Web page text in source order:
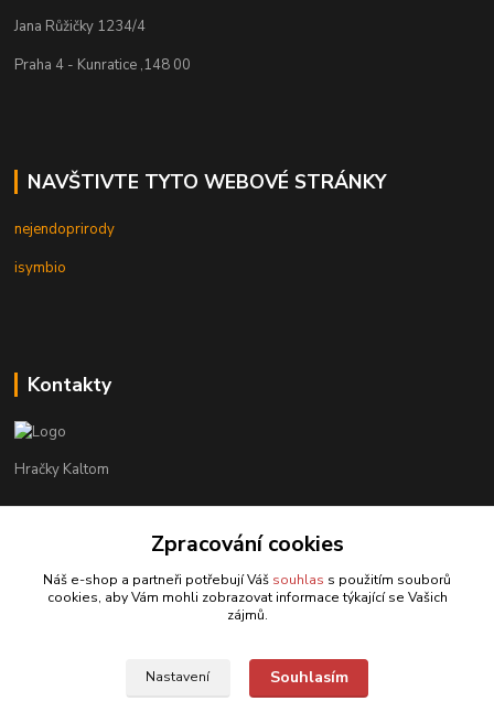
Jana Růžičky 1234/4
Praha 4 - Kunratice ,148 00
NAVŠTIVTE TYTO WEBOVÉ STRÁNKY
nejendoprirody
isymbio
Kontakty
Hračky Kaltom
+420 777 538 008
hrackykaltom@gmail.com
Zpracování cookies
Náš e-shop a partneři potřebují Váš souhlas s použitím souborů
cookies, aby Vám mohli zobrazovat informace týkající se Vašich
zájmů.
Nastavení Souhlasím